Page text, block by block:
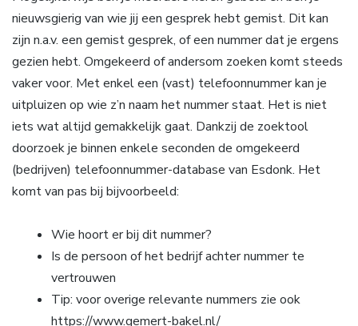
nieuwsgierig van wie jij een gesprek hebt gemist. Dit kan
zijn n.a.v. een gemist gesprek, of een nummer dat je ergens
gezien hebt. Omgekeerd of andersom zoeken komt steeds
vaker voor. Met enkel een (vast) telefoonnummer kan je
uitpluizen op wie z’n naam het nummer staat. Het is niet
iets wat altijd gemakkelijk gaat. Dankzij de zoektool
doorzoek je binnen enkele seconden de omgekeerd
(bedrijven) telefoonnummer-database van Esdonk. Het
komt van pas bij bijvoorbeeld:
Wie hoort er bij dit nummer?
Is de persoon of het bedrijf achter nummer te
vertrouwen
Tip: voor overige relevante nummers zie ook
https://www.gemert-bakel.nl/